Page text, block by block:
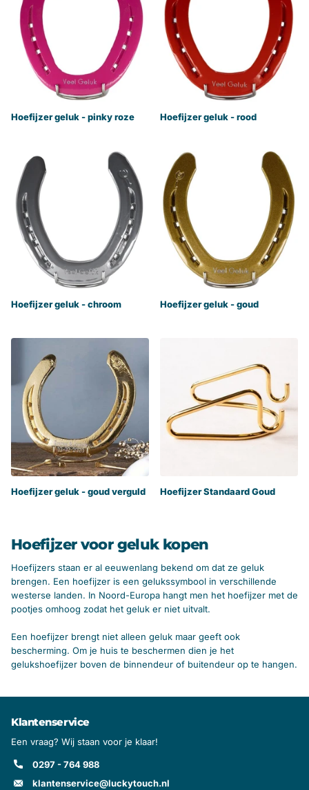
Hoefijzer geluk - pinky roze Hoefijzer geluk - rood
Hoefijzer geluk - chroom Hoefijzer geluk - goud
Hoefijzer geluk - goud verguld Hoefijzer Standaard Goud
Hoefijzer voor geluk kopen
Hoefijzers staan er al eeuwenlang bekend om dat ze geluk
brengen. Een hoefijzer is een gelukssymbool in verschillende
westerse landen. In Noord-Europa hangt men het hoefijzer met de
pootjes omhoog zodat het geluk er niet uitvalt.
Een hoefijzer brengt niet alleen geluk maar geeft ook
bescherming. Om je huis te beschermen dien je het
gelukshoefijzer boven de binnendeur of buitendeur op te hangen.
Klantenservice
Een vraag? Wij staan voor je klaar!
0297 - 764 988
klantenservice@luckytouch.nl